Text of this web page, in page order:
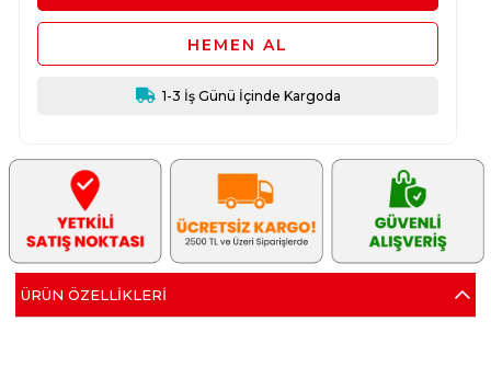
1-3 İş Günü İçinde Kargoda
ÜRÜN ÖZELLIKLERI